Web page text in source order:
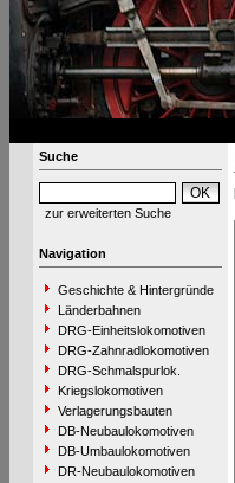
Suche
zur erweiterten Suche
Navigation
Geschichte & Hintergründe
Länderbahnen
DRG-Einheitslokomotiven
DRG-Zahnradlokomotiven
DRG-Schmalspurlok.
Kriegslokomotiven
Verlagerungsbauten
DB-Neubaulokomotiven
DB-Umbaulokomotiven
DR-Neubaulokomotiven